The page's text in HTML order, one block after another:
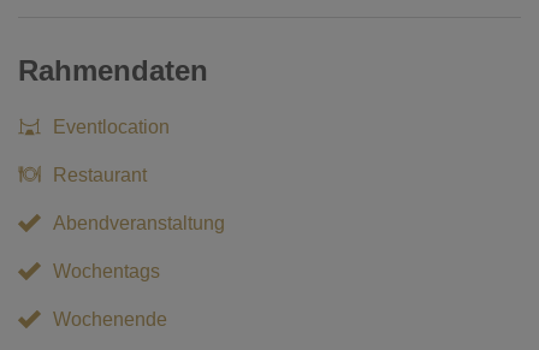
Rahmendaten
Eventlocation
Restaurant
Abendveranstaltung
Wochentags
Wochenende